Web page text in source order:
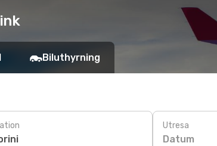
Biluthyrning
Utresa
Datum